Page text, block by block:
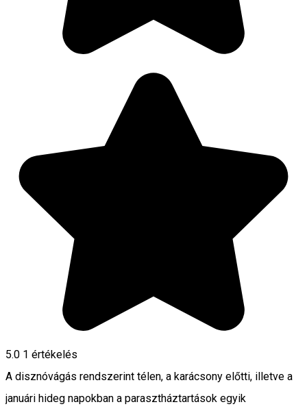
5.0 1 értékelés
A disznóvágás rendszerint télen, a karácsony előtti, illetve a
januári hideg napokban a parasztháztartások egyik